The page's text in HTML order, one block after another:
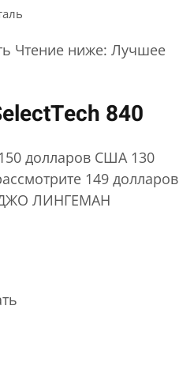
Чтение ниже: Лучшее
840
долларов США 130
149 долларов
ЛИНГЕМАН